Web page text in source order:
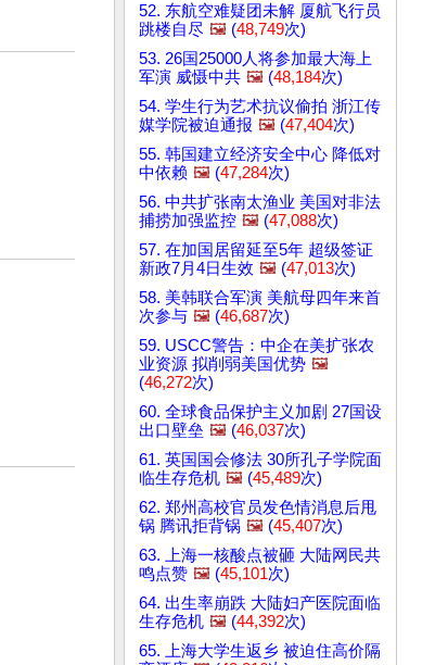
52. 东航空难疑团未解 厦航飞行员
跳楼自尽 🖼️ (48,749次)
53. 26国25000人将参加最大海上
军演 威慑中共 🖼️ (48,184次)
54. 学生行为艺术抗议偷拍 浙江传
媒学院被迫通报 🖼️ (47,404次)
55. 韩国建立经济安全中心 降低对
中依赖 🖼️ (47,284次)
56. 中共扩张南太渔业 美国对非法
捕捞加强监控 🖼️ (47,088次)
57. 在加国居留延至5年 超级签证
新政7月4日生效 🖼️ (47,013次)
58. 美韩联合军演 美航母四年来首
次参与 🖼️ (46,687次)
59. USCC警告：中企在美扩张农
业资源 拟削弱美国优势 🖼️
(46,272次)
60. 全球食品保护主义加剧 27国设
出口壁垒 🖼️ (46,037次)
61. 英国国会修法 30所孔子学院面
临生存危机 🖼️ (45,489次)
62. 郑州高校官员发色情消息后甩
锅 腾讯拒背锅 🖼️ (45,407次)
63. 上海一核酸点被砸 大陆网民共
鸣点赞 🖼️ (45,101次)
64. 出生率崩跌 大陆妇产医院面临
生存危机 🖼️ (44,392次)
65. 上海大学生返乡 被迫住高价隔